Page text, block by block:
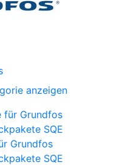
anzeigen
Grundfos
SQE